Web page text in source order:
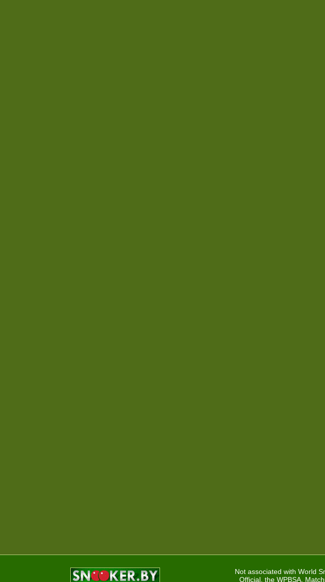
Not associated with World
Official, the WPBSA,